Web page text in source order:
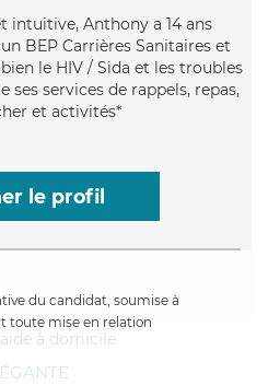
intuitive, Anthony a 14 ans
BEP Carrières Sanitaires et
le HIV / Sida et les troubles
services de rappels, repas,
et activités*
le profil
du candidat, soumise à
toute mise en relation